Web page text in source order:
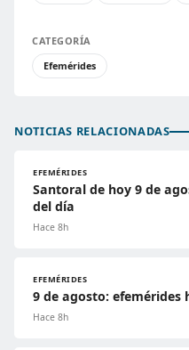
CATEGORÍA
Efemérides
NOTICIAS RELACIONADAS
EFEMÉRIDES
Santoral de hoy 9 de
del día
Hace 8h
EFEMÉRIDES
9 de agosto: efemérides
Hace 8h